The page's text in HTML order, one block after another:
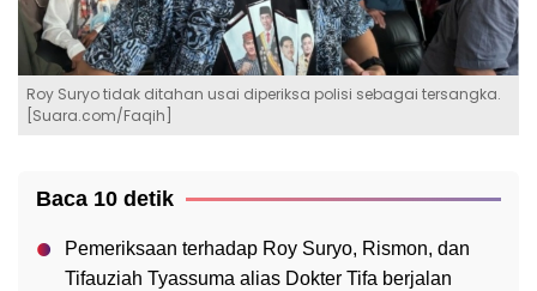
Roy Suryo tidak ditahan usai diperiksa polisi sebagai tersangka.
[Suara.com/Faqih]
Baca 10 detik
Pemeriksaan terhadap Roy Suryo, Rismon, dan
Tifauziah Tyassuma alias Dokter Tifa berjalan